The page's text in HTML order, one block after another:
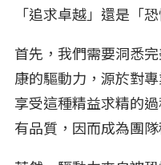
「追求卓越」還是「
首先，我們需要洞悉
康的驅動力，源於對
享受這種精益求精的
有品質，因而成為團